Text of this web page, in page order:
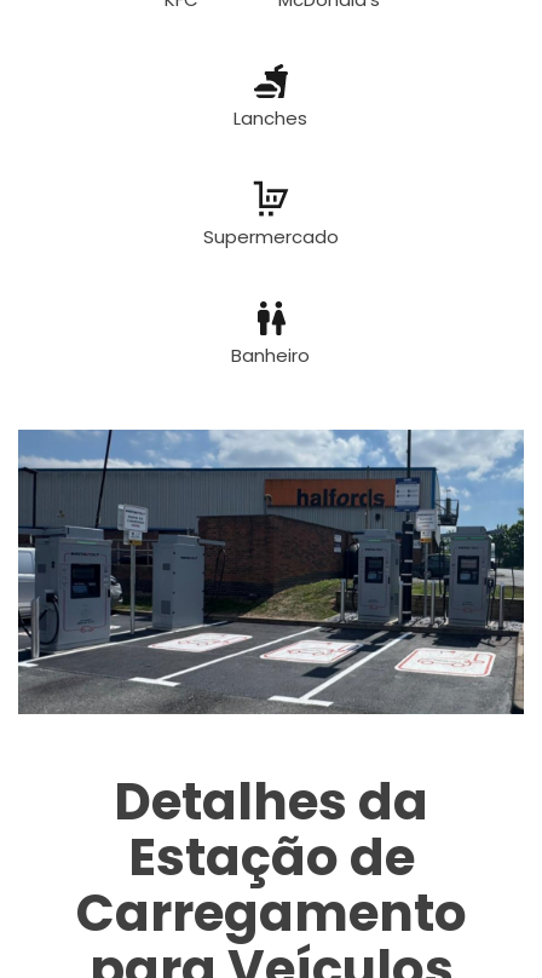
Lanches
Supermercado
Banheiro
Detalhes da
Estação de
Carregamento